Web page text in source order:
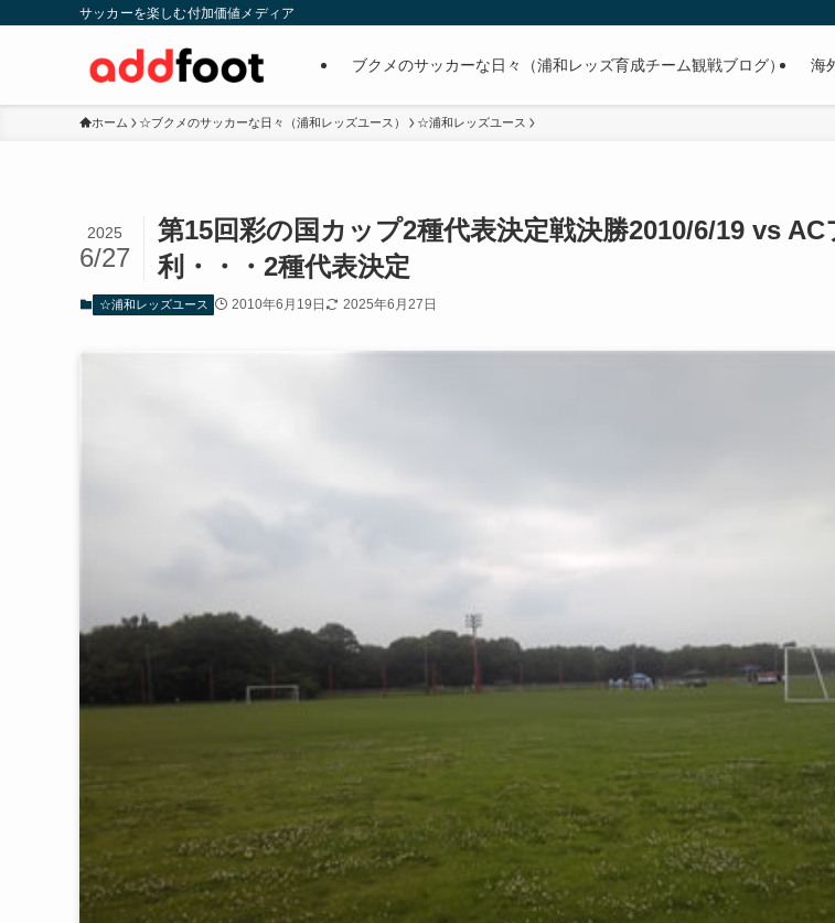
サッカーを楽しむ付加価値メディア
ブクメのサッカーな日々（浦和レッズ育成チーム観戦ブログ） 海
ホーム ☆ブクメのサッカーな日々（浦和レッズユース） ☆浦和レッズユース
第15回彩の国カップ2種代表決定戦決勝2010/6/19 vs
利・・・2種代表決定
2025
6/27
☆浦和レッズユース 2010年6月19日 2025年6月27日